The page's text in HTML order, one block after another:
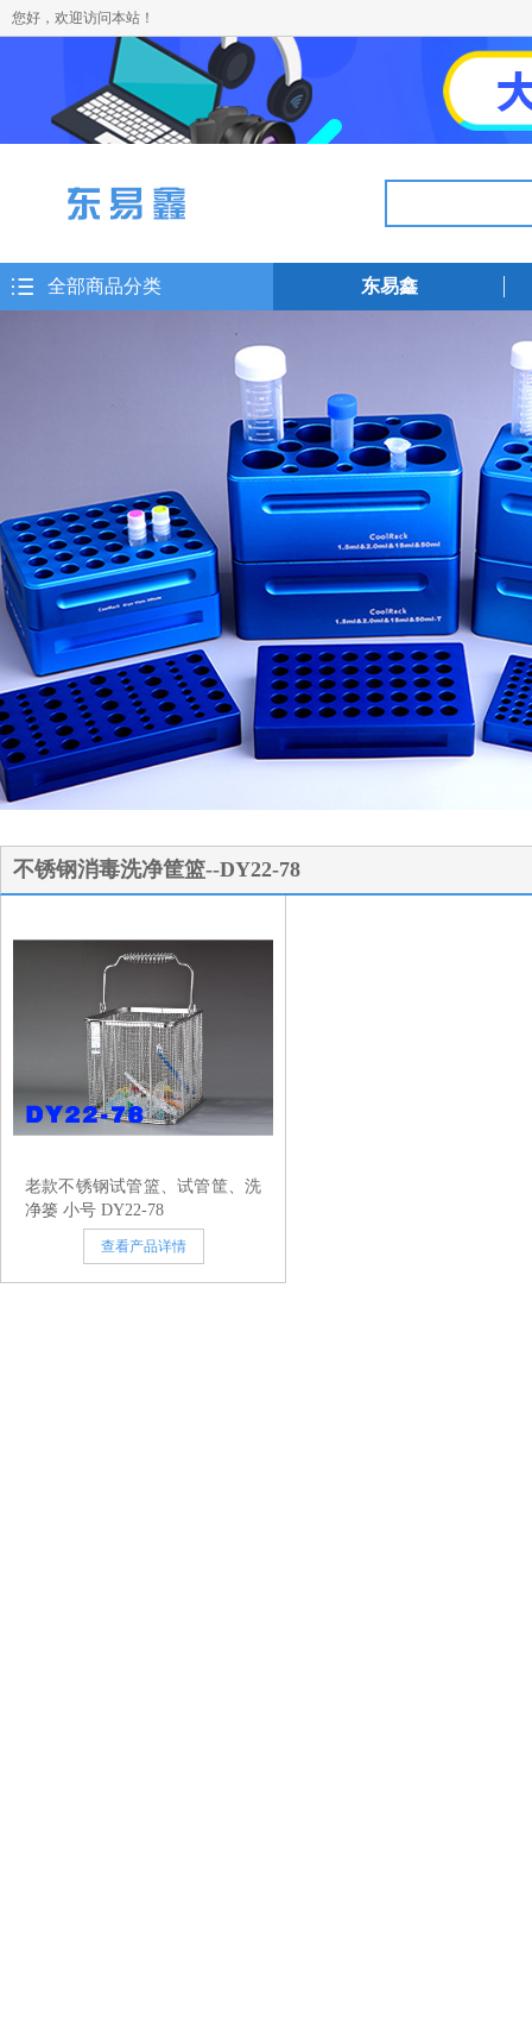
您好，欢迎访问本站！
全部商品分类 东易鑫
不锈钢消毒洗净筐篮--DY22-78
老款不锈钢试管篮、试管筐、洗
净篓 小号 DY22-78
查看产品详情